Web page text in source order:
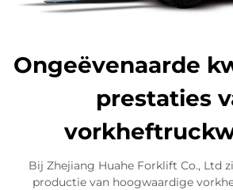
Ongeëvenaarde
prestaties
Bij Zhejiang Huahe Forklift Co., Ltd
productie van hoogwaardige